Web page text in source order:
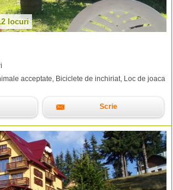
locuri
acceptate, Biciclete de inchiriat, Loc de joaca
Scrie